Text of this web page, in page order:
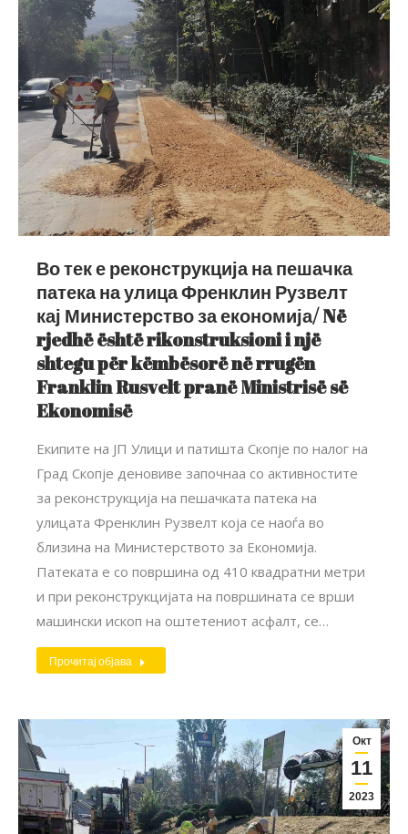
Во тек е реконструкција на пешачка
патека на улица Френклин Рузвелт
кај Министерство за економија/ Në
rjedhë është rikonstruksioni i një
shtegu për këmbësorë në rrugën
Franklin Rusvelt pranë Ministrisë së
Ekonomisë
Екипите на ЈП Улици и патишта Скопје по налог на
Град Скопје деновиве започнаа со активностите
за реконструкција на пешачката патека на
улицата Френклин Рузвелт која се наоѓа во
близина на Министерството за Економија.
Патеката е со површина од 410 квадратни метри
и при реконструкцијата на површината се врши
машински ископ на оштетениот асфалт, се…
Прочитај објава
Окт
11
2023